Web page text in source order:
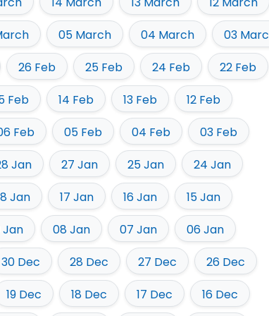
05 March 04 March
03
26 Feb 25 Feb 24 Feb
22 Feb
Feb 14 Feb 13 Feb
12 Feb
Feb 05 Feb 04 Feb
03 Feb
Jan 27 Jan 25 Jan
24 Jan
Jan 17 Jan 16 Jan
15 Jan
Jan 08 Jan 07 Jan
06 Jan
30 Dec 28 Dec 27 Dec
26 Dec
19 Dec 18 Dec 17 Dec 16 Dec